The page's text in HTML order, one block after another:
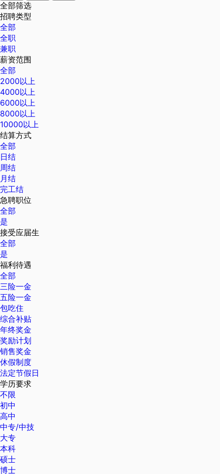
全部筛选
招聘类型
全部
全职
兼职
薪资范围
全部
2000以上
4000以上
6000以上
8000以上
10000以上
结算方式
全部
日结
周结
月结
完工结
急聘职位
全部
是
接受应届生
全部
是
福利待遇
全部
三险一金
五险一金
包吃住
综合补贴
年终奖金
奖励计划
销售奖金
休假制度
法定节假日
学历要求
不限
初中
高中
中专/中技
大专
本科
硕士
博士